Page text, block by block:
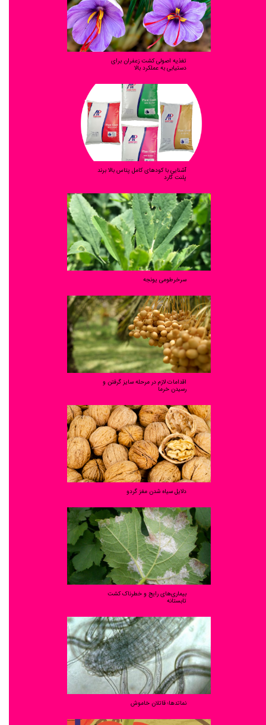
تغذیه اصولی کشت زعفران برای
دستیابی به عملکرد بالا
آشنایی با کودهای کامل پتاس بالا برند
پلنت گارد
سرخرطومی یونجه
اقدامات لازم در مرحله سایز گرفتن و
رسیدن خرما
دلایل سیاه شدن مغز گردو
بیماری‌های رایج و خطرناک کشت
تابستانه
نماتدها؛ قاتلان خاموش